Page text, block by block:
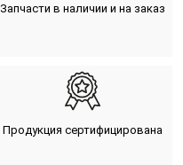
Запчасти в наличии и на заказ
Продукция сертифицирована